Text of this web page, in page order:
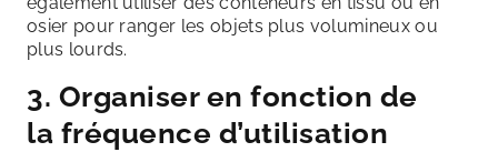
osier pour ranger les objets plus volumineux ou
plus lourds.
3. Organiser en fonction de
la fréquence d’utilisation